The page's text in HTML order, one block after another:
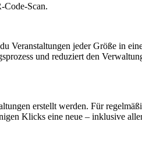
Code-Scan.
Veranstaltungen jeder Größe in
und reduziert den
erstellt werden. Für
Klicks eine neue – inklusive